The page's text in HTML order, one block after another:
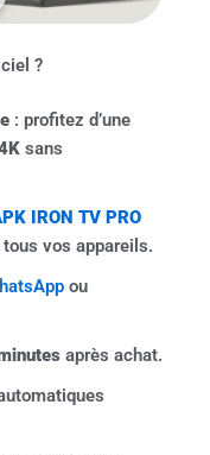
?
: profitez d’une
sans
IRON TV PRO
vos appareils.
ou
après achat.